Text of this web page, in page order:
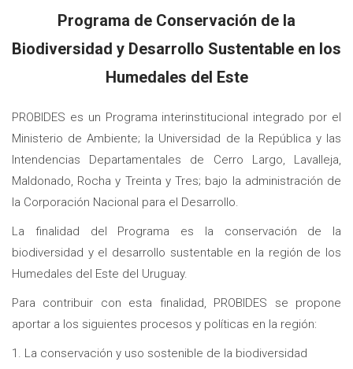
Programa de Conservación de la
Biodiversidad y Desarrollo Sustentable en los
Humedales del Este
PROBIDES es un Programa interinstitucional integrado por el
Ministerio de Ambiente; la Universidad de la República y las
Intendencias Departamentales de Cerro Largo, Lavalleja,
Maldonado, Rocha y Treinta y Tres; bajo la administración de
la Corporación Nacional para el Desarrollo.
La finalidad del Programa es la conservación de la
biodiversidad y el desarrollo sustentable en la región de los
Humedales del Este del Uruguay.
Para contribuir con esta finalidad, PROBIDES se propone
aportar a los siguientes procesos y políticas en la región:
1. La conservación y uso sostenible de la biodiversidad